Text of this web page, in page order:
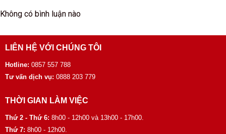
Không có bình luận nào
LIÊN HỆ VỚI CHÚNG TÔI
Hotline: 0857 557 788
Tư vấn dịch vụ: 0888 203 779
THỜI GIAN LÀM VIỆC
Thứ 2 - Thứ 6: 8h00 - 12h00 và 13h00 - 17h00.
Thứ 7: 8h00 - 12h00.